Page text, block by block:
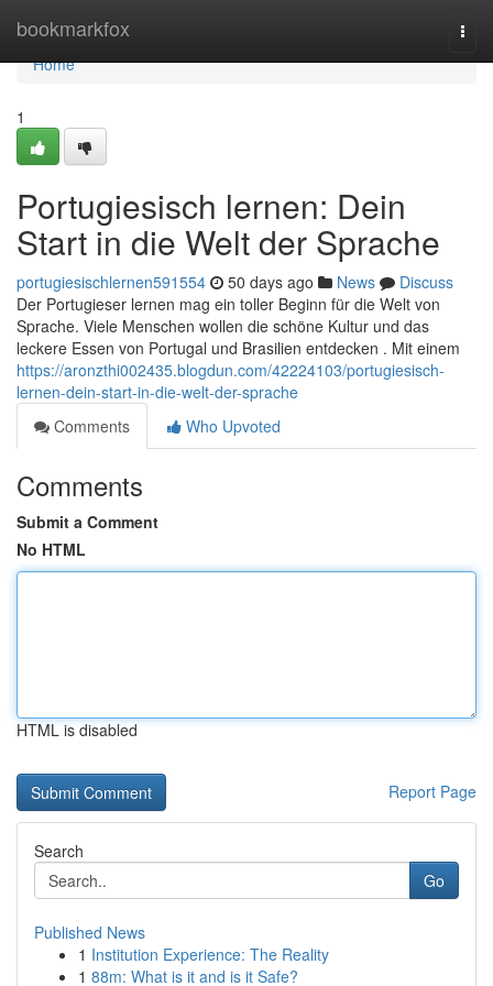
bookmarkfox
Home
Home
1
Portugiesisch lernen: Dein
Start in die Welt der Sprache
portugiesischlernen591554 50 days ago News
Discuss
Der Portugieser lernen mag ein toller Beginn für die Welt von
Sprache. Viele Menschen wollen die schöne Kultur und das
leckere Essen von Portugal und Brasilien entdecken . Mit einem
https://aronzthi002435.blogdun.com/42224103/portugiesisch-
lernen-dein-start-in-die-welt-der-sprache
Comments
Who Upvoted
Comments
Submit a Comment
No HTML
HTML is disabled
Report Page
Search
Go
Published News
1 Institution Experience: The Reality
1 88m: What is it and is it Safe?